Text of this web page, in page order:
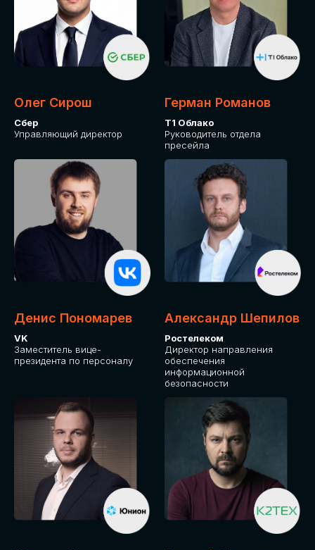
Олег Сирош
Сбер
Управляющий директор
Герман Романов
Т1 Облако
Руководитель отдела
пресейла
Денис Пономарев
VK
Заместитель вице-
президента по персоналу
Александр Шепилов
Ростелеком
Директор направления
обеспечения
информационной
безопасности